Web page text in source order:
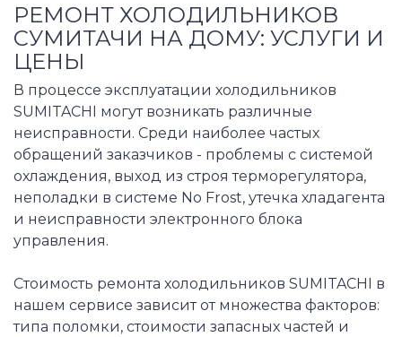
РЕМОНТ ХОЛОДИЛЬНИКОВ
СУМИТАЧИ НА ДОМУ: УСЛУГИ И
ЦЕНЫ
В процессе эксплуатации холодильников
SUMITACHI могут возникать различные
неисправности. Среди наиболее частых
обращений заказчиков - проблемы с системой
охлаждения, выход из строя терморегулятора,
неполадки в системе No Frost, утечка хладагента
и неисправности электронного блока
управления.
Стоимость ремонта холодильников SUMITACHI в
нашем сервисе зависит от множества факторов:
типа поломки, стоимости запасных частей и